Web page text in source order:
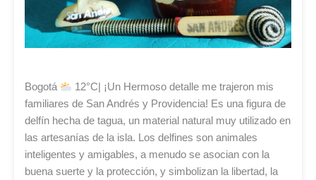
Bogotá
12°C| ¡Un Hermoso detalle me trajeron mis
familiares de San Andrés y Providencia! Es una figura de
delfín hecha de tagua, un material natural muy utilizado en
las artesanías de la isla. Los delfines son animales
inteligentes y amigables, a menudo se asocian con la
buena suerte y la protección, y simbolizan la libertad, la